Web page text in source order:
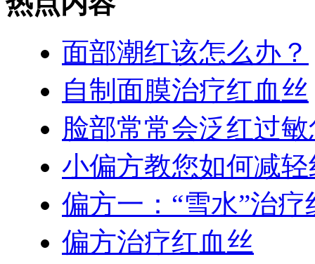
面部潮红该怎么办？
自制面膜治疗红血丝
脸部常常会泛红过
小偏方教您如何减
偏方一：“雪水”治疗
偏方治疗红血丝